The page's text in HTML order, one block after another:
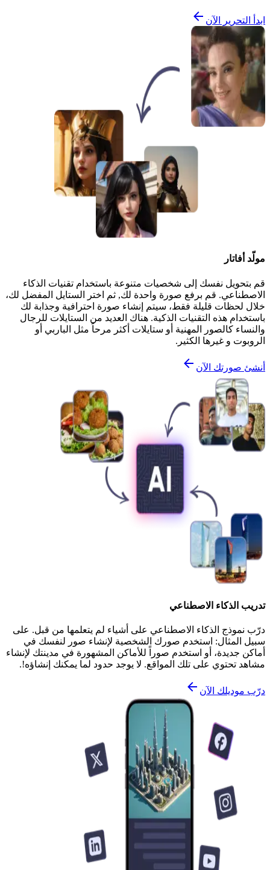
ابدأ التحرير الآن
مولّد أفاتار
قم بتحويل نفسك إلى شخصيات متنوعة باستخدام تقنيات الذكاء
الاصطناعي. قم برفع صورة واحدة لك, ثم اختر الستايل المفضل لك،
خلال لحظات قليلة فقط، سيتم إنشاء صورة احترافية وجذابة لك
باستخدام هذه التقنيات الذكية. هناك العديد من الستايلات للرجال
والنساء كالصور المهنية أو ستايلات أكثر مرحاً مثل الباربي أو
الروبوت و غيرها الكثير.
أنشئ صورتك الآن
تدريب الذكاء الاصطناعي
درّب نموذج الذكاء الاصطناعي على أشياء لم يتعلمها من قبل. على
سبيل المثال: استخدم صورك الشخصية لإنشاء صور لنفسك في
أماكن جديدة، أو استخدم صوراً للأماكن المشهورة في مدينتك لإنشاء
مشاهد تحتوي على تلك المواقع. لا يوجد حدود لما يمكنك إنشاؤه!.
درّب موديلك الآن